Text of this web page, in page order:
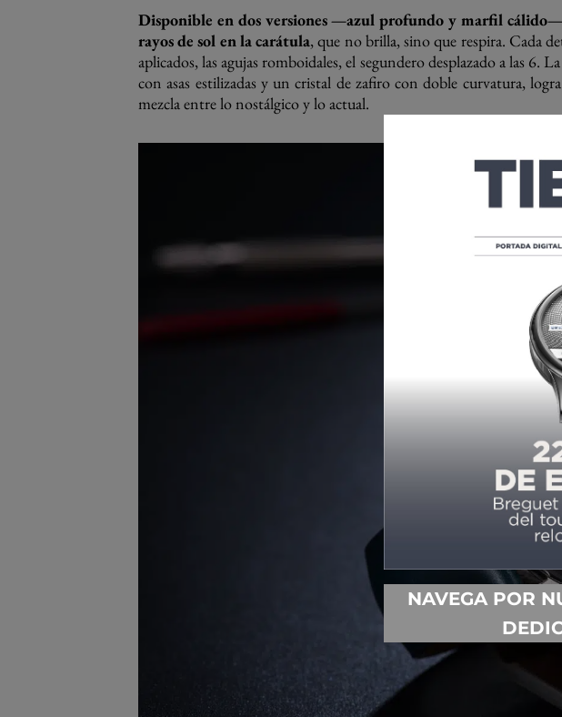
Disponible en dos versiones —azul profundo y marfil
rayos de sol en la carátula, que no brilla, sino que respira. Cada
aplicados, las agujas romboidales, el segundero desplazado a las 6.
con asas estilizadas y un cristal de zafiro con doble curvatura,
mezcla entre lo nostálgico y lo actual.
NAVEGA POR